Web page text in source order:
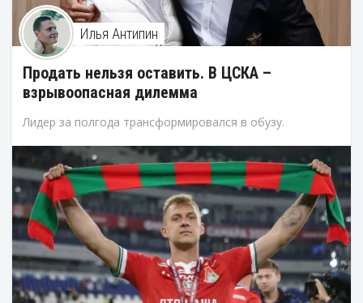
Илья Антипин
Продать нельзя оставить. В ЦСКА –
взрывоопасная дилемма
Лидер за полгода трансформировался в обузу.